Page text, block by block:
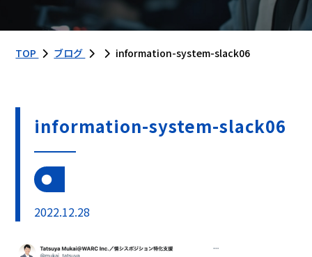
TOP ブログ information-system-slack06
information-system-slack06
2022.12.28